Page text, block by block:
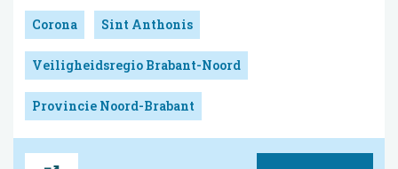
Corona Sint Anthonis
Veiligheidsregio Brabant-Noord
Provincie Noord-Brabant